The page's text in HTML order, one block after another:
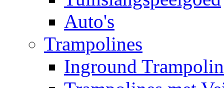
Auto's
Trampolines
Inground